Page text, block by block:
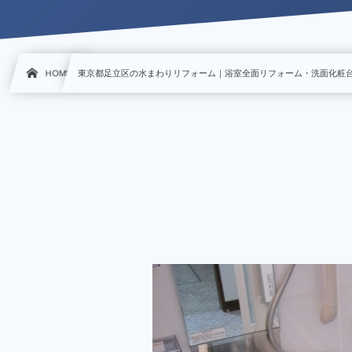
HOME 東京都足立区の水まわりリフォーム｜浴室全面リフォーム・洗面化粧